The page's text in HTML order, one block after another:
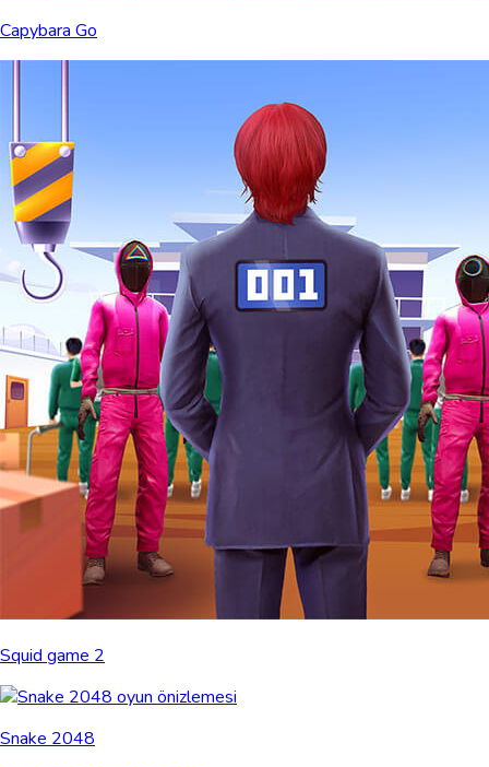
Capybara Go
Squid game 2
Snake 2048